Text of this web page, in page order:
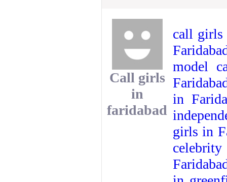
Call girls
in
faridabad
call girls
model
in
girls in